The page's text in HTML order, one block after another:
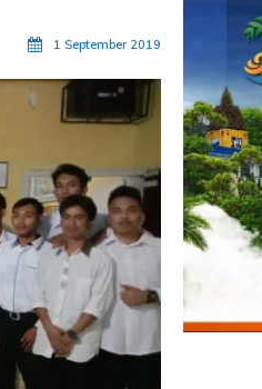
1 September 2019